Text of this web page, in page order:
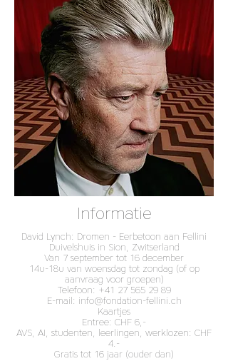
Informatie
David Lynch: Dromen - Eerbetoon aan Fellini
Duivelshuis in Sion, Zwitserland
Van 7 september tot 16 december
14u-18u van woensdag tot zondag (of op
aanvraag voor groepen)
Telefoon: +41 27 565 29 89
E-mail: info@fondation-fellini.ch
Kaartjes
Entree: CHF 6,-
AVS, AI, studenten, leerlingen, werklozen: CHF
4.-
Gratis tot 16 jaar (ouder dan)